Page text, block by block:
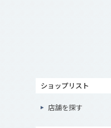
ショップリスト
店舗を探す